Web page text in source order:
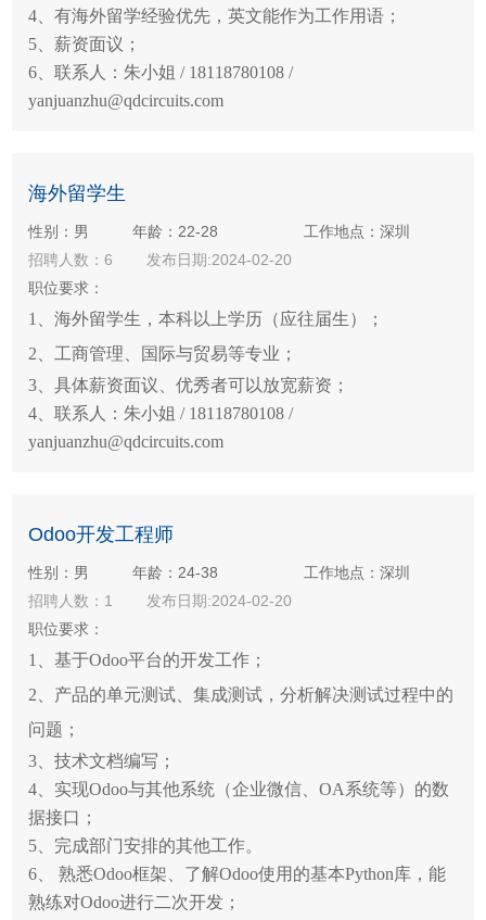
4、有海外留学经验优先，英文能作为工作用语；
5、薪资面议；
6、联系人：朱小姐 / 18118780108 /
yanjuanzhu@qdcircuits.com
海外留学生
性别：男 年龄：22-28
工作地点：深圳
招聘人数：6
发布日期:2024-02-20
职位要求：
1、海外留学生，本科以上学历（应往届生）；
2、工商管理、国际与贸易等专业；
3、具体薪资面议、优秀者可以放宽薪资；
4、联系人：朱小姐 / 18118780108 /
yanjuanzhu@qdcircuits.com
Odoo开发工程师
性别：男 年龄：24-38
工作地点：深圳
招聘人数：1
发布日期:2024-02-20
职位要求：
1、基于Odoo平台的开发工作；
2、产品的单元测试、集成测试，分析解决测试过程中的
问题；
3、技术文档编写；
4、实现Odoo与其他系统（企业微信、OA系统等）的数
据接口；
5、完成部门安排的其他工作。
6、 熟悉Odoo框架、了解Odoo使用的基本Python库，能
熟练对Odoo进行二次开发；